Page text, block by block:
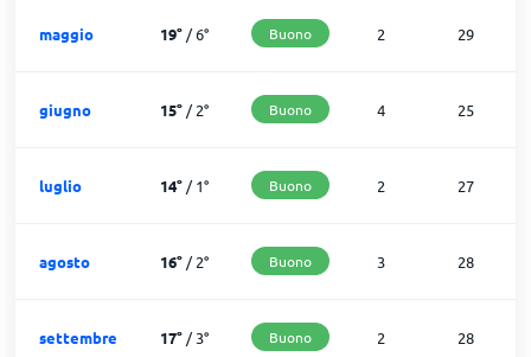
maggio 19° /6° Buono 2 29
giugno 15° /2° Buono 4 25
luglio 14° /1° Buono 2 27
agosto 16° /2° Buono 3 28
settembre 17° /3° Buono 2 28